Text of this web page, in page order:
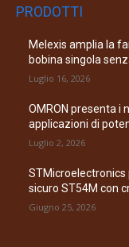
PRODOTTI
Melexis amplia la
bobina singola
Luglio 16, 2026
OMRON presenta i
applicazioni di
Luglio 2, 2026
STMicroelectronics
sicuro ST54M con
Giugno 25, 2026